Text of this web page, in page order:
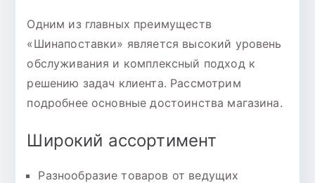
Одним из главных преимуществ
«Шинапоставки» является высокий уровень
обслуживания и комплексный подход к
решению задач клиента. Рассмотрим
подробнее основные достоинства магазина.
Широкий ассортимент
Разнообразие товаров от ведущих